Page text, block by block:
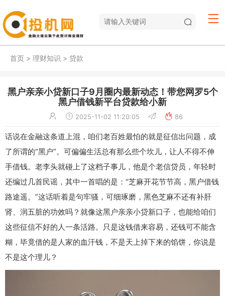
首页 > 理财知识 > 贷款
黑户亲亲小贷新口子9月圈内最新动态！带您网罗5个
黑户借钱新平台贷款给小新
2025-11-02 11:20:05 86
话说在金融这条道上混，咱们老百姓最怕的就是征信出问题，成
了所谓的“黑户”。可偏偏生活总有那么些个坎儿，让人不得不伸
手借钱。老李头就碰上了这档子事儿，他是个老信贷员，年轻时
还编过几首民谣，其中一首唱的是：“芝麻开花节节高，黑户借钱
路途遥。”这话听着是句牢骚，可细琢磨，黑色芝麻不还有补肝
肾、润五脏的功效吗？就像这黑户亲亲小贷新口子，也能给咱们
这些征信不好的人一条活路。只是这钱借来容易，还钱可不能含
糊，毕竟借的是人家的血汗钱，不是天上掉下来的馅饼，你说是
不是这个理儿？